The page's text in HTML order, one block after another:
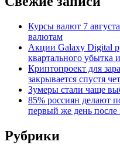
Курсы валют 7
валютам
Акции Galaxy Digital
квартального убытка
Криптопроект для
закрывается спустя
Зумеры стали чаще
85% россиян делают
первый же день после
Рубрики